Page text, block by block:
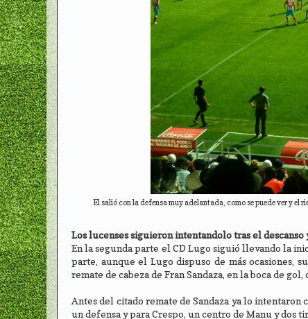
El salió con la defensa muy adelantada, como se puede ver y el
Los lucenses siguieron intentandolo tras el
En la segunda parte el CD Lugo siguió llevando la
parte, aunque el Lugo dispuso de más ocasiones,
remate de cabeza de Fran Sandaza, en la boca de
Antes del citado remate de Sandaza ya lo intentaron
un defensa y para Crespo, un centro de Manu y dos